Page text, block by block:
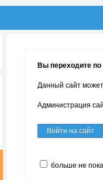
Вы переходите
Данный сайт
Администрация
Войти на сайт
больше не